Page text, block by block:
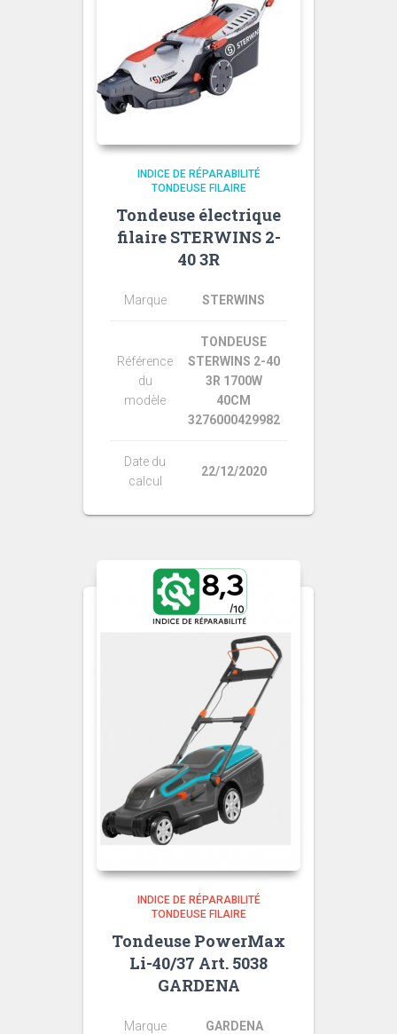
INDICE DE RÉPARABILITÉ
TONDEUSE FILAIRE
Tondeuse électrique
filaire STERWINS 2-
40 3R
Marque STERWINS
Référence
du
modèle
TONDEUSE
STERWINS 2-40
3R 1700W
40CM
3276000429982
Date du
calcul
22/12/2020
INDICE DE RÉPARABILITÉ
TONDEUSE FILAIRE
Tondeuse PowerMax
Li-40/37 Art. 5038
GARDENA
Marque GARDENA